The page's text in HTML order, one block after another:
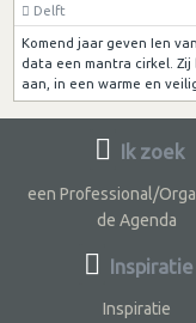
Delft
Komend jaar geven Ien
data een mantra cirkel.
aan, in een warme en
Ik zoek
een Professional/
de Agenda
Inspiratie
Inspiratie